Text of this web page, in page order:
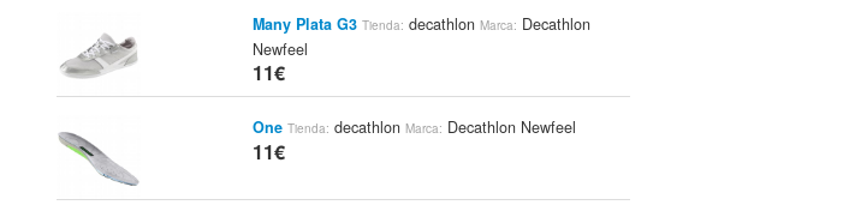
Many Plata G3 Tienda: decathlon Marca: Decathlon
Newfeel
11€
One Tienda: decathlon Marca: Decathlon Newfeel
11€